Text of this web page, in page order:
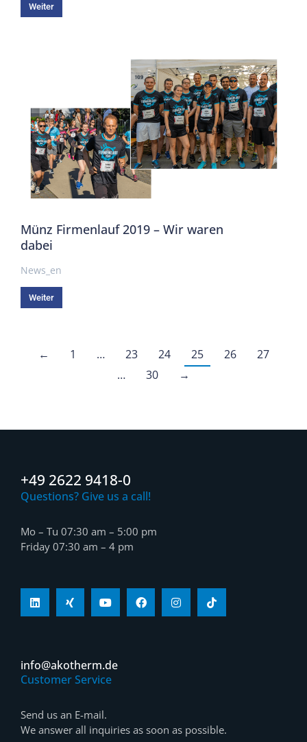
Weiter
Münz Firmenlauf 2019 – Wir waren
dabei
News_en
Weiter
← 1 … 23 24 25 26
27
…
30 →
+49 2622 9418-0
Questions? Give us a call!
Mo – Tu 07:30 am – 5:00 pm
Friday 07:30 am – 4 pm
info@akotherm.de
Customer Service
Send us an E-mail.
We answer all inquiries as soon as possible.